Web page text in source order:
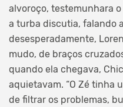
alvoroço, testemunhara
a turba discutia, falando
desesperadamente,
mudo, de braços
quando ela chegava,
aquietavam. “O Zé tinha
de filtrar os problemas,